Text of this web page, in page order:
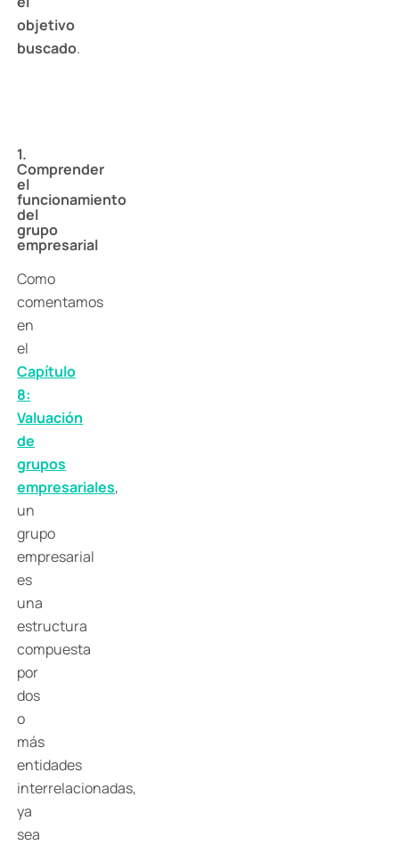
objetivo
buscado.
1.
Comprender
el
funcionamiento
del
grupo
empresarial
Como
comentamos
en
el
Capítulo
8:
Valuación
de
grupos
empresariales,
un
grupo
empresarial
es
una
estructura
compuesta
por
dos
o
más
entidades
interrelacionadas,
ya
sea